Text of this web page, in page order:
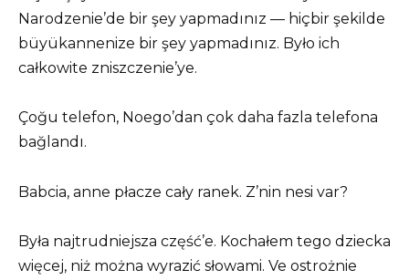
Narodzenie’de bir şey yapmadınız — hiçbir şekilde
büyükannenize bir şey yapmadınız. Było ich
całkowite zniszczenie’ye.
Çoğu telefon, Noego’dan çok daha fazla telefona
bağlandı.
Babcia, anne płacze cały ranek. Z’nin nesi var?
Była najtrudniejsza część’e. Kochałem tego dziecka
więcej, niż można wyrazić słowami. Ve ostrożnie